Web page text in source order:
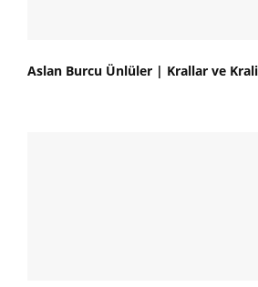
Aslan Burcu Ünlüler | Krallar ve